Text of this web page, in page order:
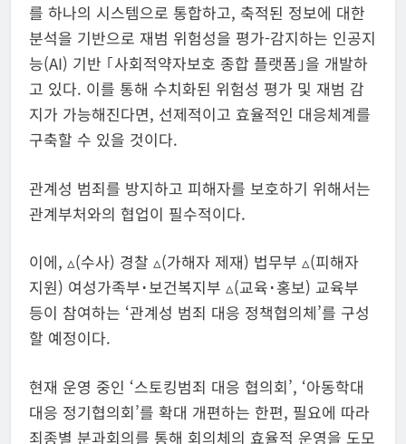
를 하나의 시스템으로 통합하고, 축적된 정보에 대한
분석을 기반으로 재범 위험성을 평가-감지하는 인공지
능(AI) 기반 ｢사회적약자보호 종합 플랫폼｣을 개발하
고 있다. 이를 통해 수치화된 위험성 평가 및 재범 감
지가 가능해진다면, 선제적이고 효율적인 대응체계를
구축할 수 있을 것이다.
관계성 범죄를 방지하고 피해자를 보호하기 위해서는
관계부처와의 협업이 필수적이다.
이에, ▵(수사) 경찰 ▵(가해자 제재) 법무부 ▵(피해자
지원) 여성가족부･보건복지부 ▵(교육･홍보) 교육부
등이 참여하는 ‘관계성 범죄 대응 정책협의체’를 구성
할 예정이다.
현재 운영 중인 ‘스토킹범죄 대응 협의회’, ‘아동학대
대응 정기협의회’를 확대 개편하는 한편, 필요에 따라
죄종별 분과회의를 통해 회의체의 효율적 운영을 도모